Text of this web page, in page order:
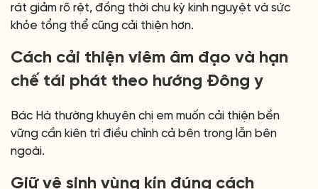
rát giảm rõ rệt, đồng thời chu kỳ kinh nguyệt và sức
khỏe tổng thể cũng cải thiện hơn.
Cách cải thiện viêm âm đạo và hạn
chế tái phát theo hướng Đông y
Bác Hà thường khuyên chị em muốn cải thiện bền
vững cần kiên trì điều chỉnh cả bên trong lẫn bên
ngoài.
Giữ vệ sinh vùng kín đúng cách